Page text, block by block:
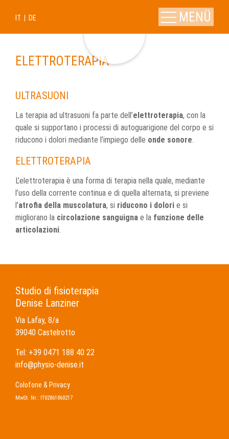
MENÜ
IT DE
ELETTROTERAPIA
ULTRASUONI
La terapia ad ultrasuoni fa parte dell’elettroterapia, con la
quale si supportano i processi di autoguarigione del corpo e si
riducono i dolori mediante l’impiego delle onde sonore.
ELETTROTERAPIA
L’elettroterapia è una forma di terapia nella quale, mediante
l’uso della corrente continua e di quella alternata, si previene
l’atrofia della muscolatura, si riducono i dolori e si
migliorano la circolazione sanguigna e la funzione delle
articolazioni
Studio di fisioterapia
Denise Lanziner
Via Lafay, 8/a
39040 Castelrotto
Tel: +39 0471 188 40 22
info@physio-denise.it
Colofone & Privacy
MwSt. Nr.: IT02861860217